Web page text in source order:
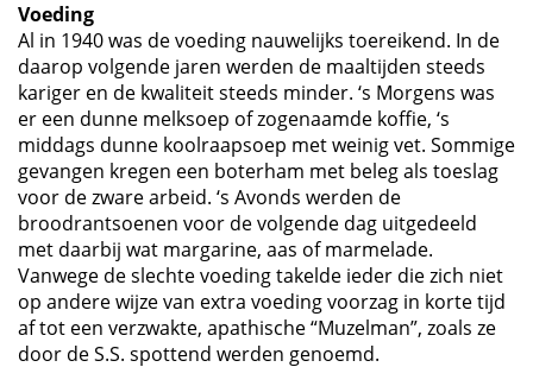
Voeding
Al in 1940 was de voeding nauwelijks toereikend. In de
daarop volgende jaren werden de maaltijden steeds
kariger en de kwaliteit steeds minder. ‘s Morgens was
er een dunne melksoep of zogenaamde koffie, ‘s
middags dunne koolraapsoep met weinig vet. Sommige
gevangen kregen een boterham met beleg als toeslag
voor de zware arbeid. ‘s Avonds werden de
broodrantsoenen voor de volgende dag uitgedeeld
met daarbij wat margarine, aas of marmelade.
Vanwege de slechte voeding takelde ieder die zich niet
op andere wijze van extra voeding voorzag in korte tijd
af tot een verzwakte, apathische “Muzelman”, zoals ze
door de S.S. spottend werden genoemd.